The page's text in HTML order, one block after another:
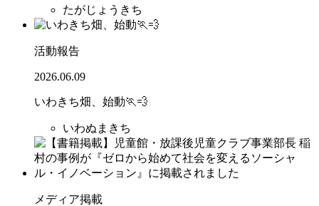
たがじょうきち
活動報告
2026.06.09
いわきち畑、始動🏃💨
いわぬまきち
メディア掲載